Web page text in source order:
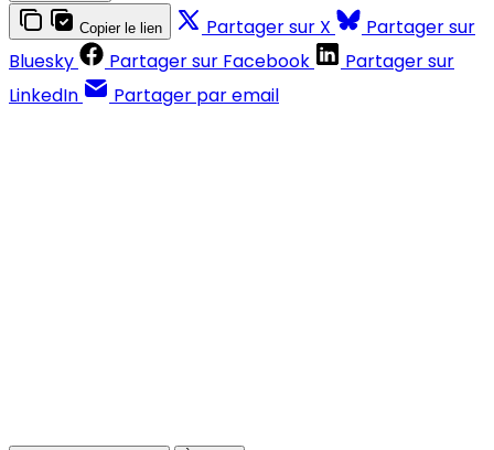
Copier le lien Partager sur X
Partager sur
Bluesky
Partager sur Facebook
Partager sur
LinkedIn
Partager par email